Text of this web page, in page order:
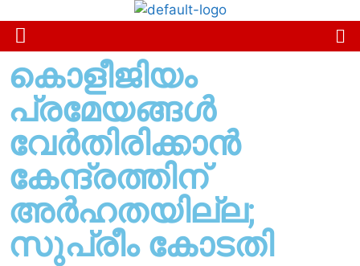
കൊളീജിയം
പ്രമേയങ്ങള്‍
വേര്‍തിരിക്കാന്‍
കേന്ദ്രത്തിന്
അര്‍ഹതയില്ല;
സുപ്രീം കോടതി